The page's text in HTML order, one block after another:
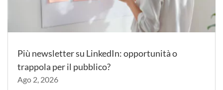
Più newsletter su LinkedIn: opportunità o
trappola per il pubblico?
Ago 2, 2026